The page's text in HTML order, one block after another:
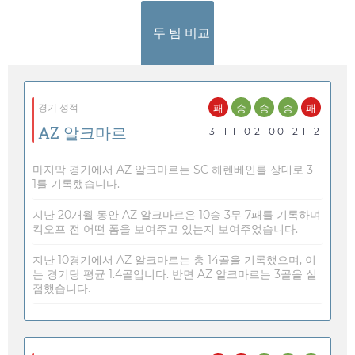
두 팀 비교
경기 성적
AZ 알크마르
패
3 - 1
승
1 - 0
승
2 - 0
승
0 - 2
패
1 - 2
마지막 경기에서 AZ 알크마르는 SC 헤렌베인를 상대로 3 -
1를 기록했습니다.
지난 20개월 동안 AZ 알크마르은 10승 3무 7패를 기록하며
킥오프 전 어떤 폼을 보여주고 있는지 보여주었습니다.
지난 10경기에서 AZ 알크마르는 총 14골을 기록했으며, 이
는 경기당 평균 1.4골입니다. 반면 AZ 알크마르는 3골을 실
점했습니다.